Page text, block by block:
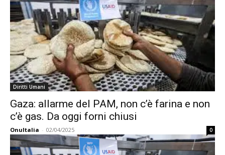
Diritti Umani
Gaza: allarme del PAM, non c’è farina e non
c’è gas. Da oggi forni chiusi
OnuItalia - 02/04/2025 0